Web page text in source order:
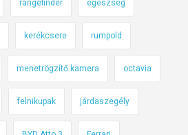
rangefinder egészség
kerékcsere rumpold
menetrögzítő kamera octavia
felnikupak járdaszegély